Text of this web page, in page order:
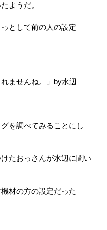
ようだ。
っとして前の人の設定
れませんね。」by水辺
を調べてみることにし
たおっさんが水辺に聞い
機材の方の設定だった